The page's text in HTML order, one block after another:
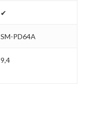
✔
SM-PD64A
9,4